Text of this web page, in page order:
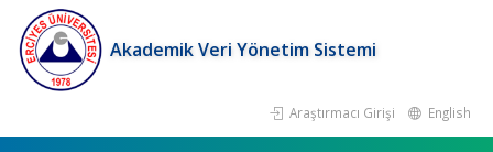
Akademik Veri Yönetim Sistemi
Araştırmacı Girişi English